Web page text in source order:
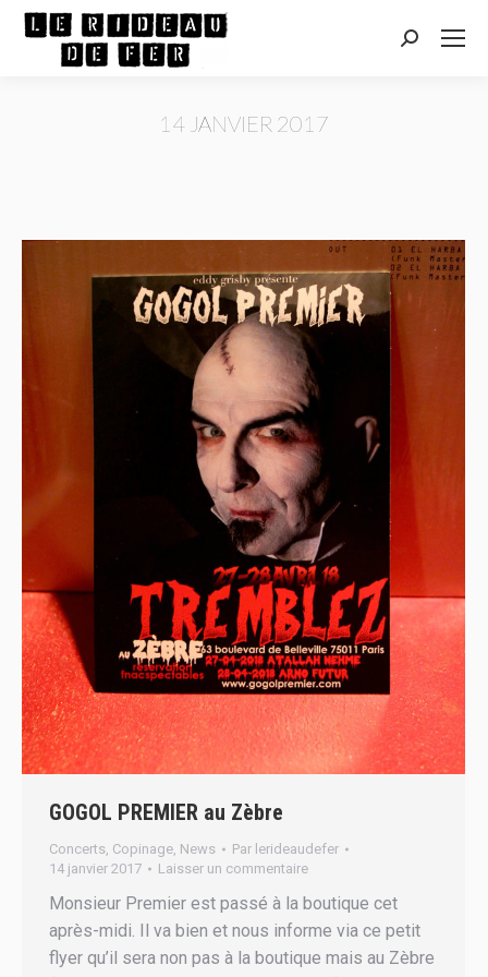
Recherche
14 JANVIER 2017
GOGOL PREMIER au Zèbre
Concerts Copinage News Par lerideaudefer
14 janvier 2017
Laisser un commentaire
Monsieur Premier est passé à la boutique cet
après-midi. Il va bien et nous informe via ce petit
flyer qu’il sera non pas à la boutique mais au Zèbre